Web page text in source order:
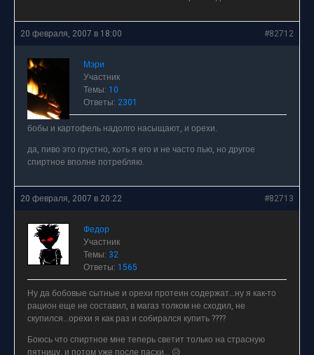
20 февраля, 2007 в 18:00 #82712
Мэри
Участник
Темы: 10
Ответы: 2301
бобы и картофель надолго насыщают, и орехи.
да, пиво это грустно, хоть я его и не часто пью, но другое
спиртное вполне потребляю.
20 февраля, 2007 в 20:22 #82713
Федор
Участник
Темы: 32
Ответы: 1565
Ну да бобовые сытные и орехи протеин содержат…ну я как-то
рацион еще не составил, в магаз толком не сходил, не
скупился…орехи я как раз и собирался купить ????
Боюсь что спиртное мне теперь светит только на страсную
пятницу, и потом уже после пасхи… 😥